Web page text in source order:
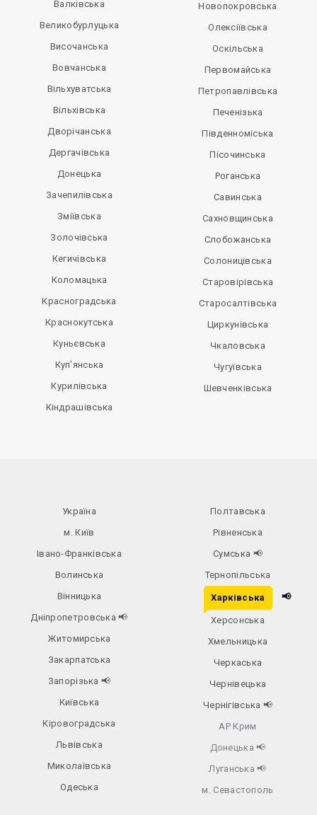
Валківська
Великобурлуцька
Височанська
Вовчанська
Вільхуватська
Вільхівська
Дворічанська
Дергачівська
Донецька
Зачепилівська
Зміївська
Золочівська
Кегичівська
Коломацька
Красноградська
Краснокутська
Куньєвська
Куп’янська
Курилівська
Кіндрашівська
Новопокровська
Олексіївська
Оскільська
Первомайська
Петропавлівська
Печенізька
Південноміська
Пісочинська
Роганська
Савинська
Сахновщинська
Слобожанська
Солоницівська
Старовірівська
Старосалтівська
Циркунівська
Чкаловська
Чугуївська
Шевченківська
Україна
м. Київ
Івано-Франківська
Волинська
Вінницька
Дніпропетровська📢
Житомирська
Закарпатська
Запорізька 📢
Київська
Кіровоградська
Львівська
Миколаївська
Одеська
Полтавська
Рівненська
Сумська 📢
Тернопільська
Харківська 📢
Херсонська
Хмельницька
Черкаська
Чернівецька
Чернігівська 📢
АР Крим
Донецька 📢
Луганська 📢
м. Севастополь